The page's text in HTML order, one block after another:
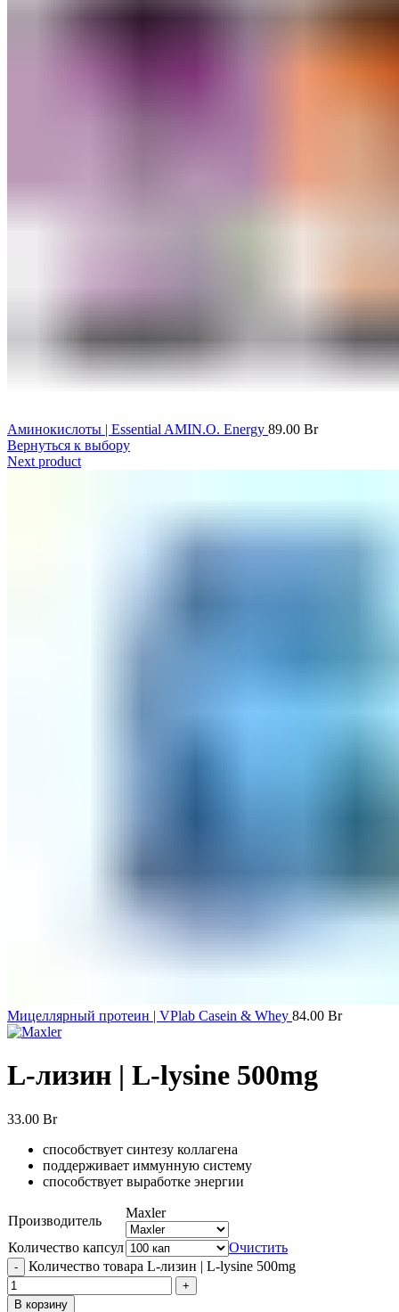
Аминокислоты | Essential AMIN.O. Energy 89.00 Br
Вернуться к выбору
Next product
Мицеллярный протеин | VPlab Casein & Whey 84.00 Br
L-лизин | L-lysine 500mg
33.00 Br
способствует синтезу коллагена
поддерживает иммунную систему
способствует выработке энергии
Производитель
Maxler
Количество капсул
Очистить
Количество товара L-лизин | L-lysine 500mg
В корзину